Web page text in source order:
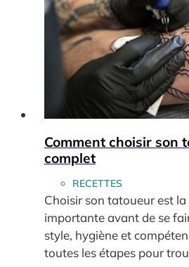
Comment choisir son
complet
RECETTES
Choisir son tatoueur est
importante avant de se
style, hygiène et
toutes les étapes pour